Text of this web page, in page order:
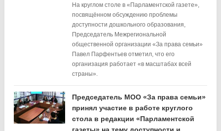
На круглом столе в «Парламентской газете»,
посвящённом обсуждению проблемы
доступности дошкольного образования,
Председатель Межрегиональной
общественной организации «За права семьи»
Павел Парфентьев отметил, что его
организация работает «в масштабах всей
страны».
Председатель МОО «За права семьи»
принял участие в работе круглого
стола в редакции «Парламентской